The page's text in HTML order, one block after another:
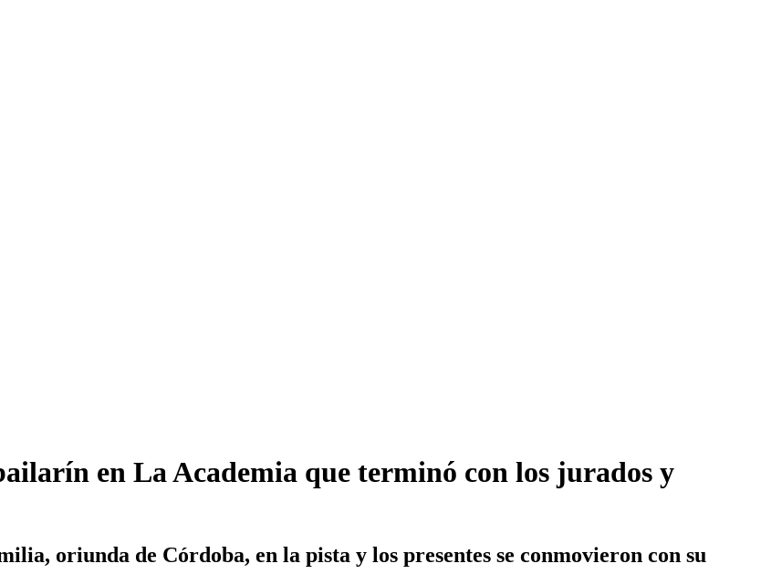
en La Academia que terminó con los jurados y
oriunda de Córdoba, en la pista y los presentes se conmovieron con su